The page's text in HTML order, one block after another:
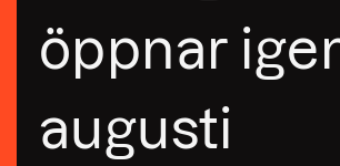
öppnar
augusti